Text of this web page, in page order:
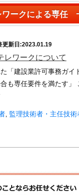
ワークによる専任
新日:2023.01.19
レワークについて
「建設業許可事務ガ
も専任要件を満たす
監理技術者・主任技術